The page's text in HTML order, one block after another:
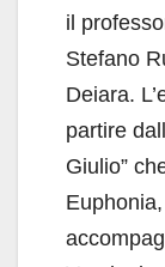
il
Stefano
Deiara.
partire
Giulio”